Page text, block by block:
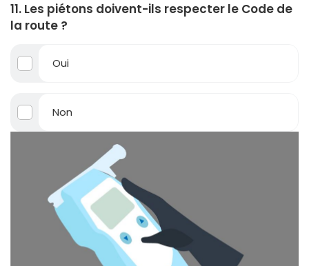
11. Les piétons doivent-ils respecter le Code de
la route ?
Oui
Non